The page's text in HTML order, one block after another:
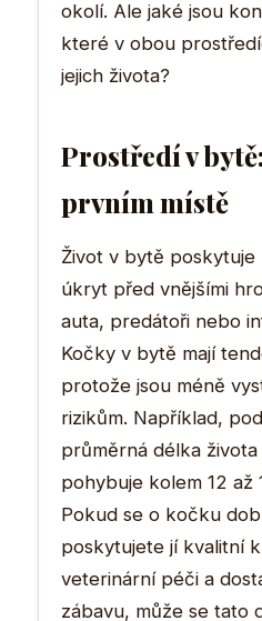
okolí. Ale jaké jsou
které v obou
jejich života?
Prostředí v
prvním místě
Život v bytě
úkryt před vnějšími
auta, predátoři nebo
Kočky v bytě mají
protože jsou méně
rizikům. Například,
průměrná délka
pohybuje kolem 12 až
Pokud se o kočku
poskytujete jí kvalitní
veterinární péči a
zábavu, může se tato